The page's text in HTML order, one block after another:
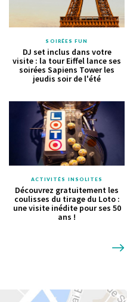
SOIRÉES FUN
DJ set inclus dans votre
visite : la tour Eiffel lance ses
soirées Sapiens Tower les
jeudis soir de l'été
ACTIVITÉS INSOLITES
Découvrez gratuitement les
coulisses du tirage du Loto :
une visite inédite pour ses 50
ans !